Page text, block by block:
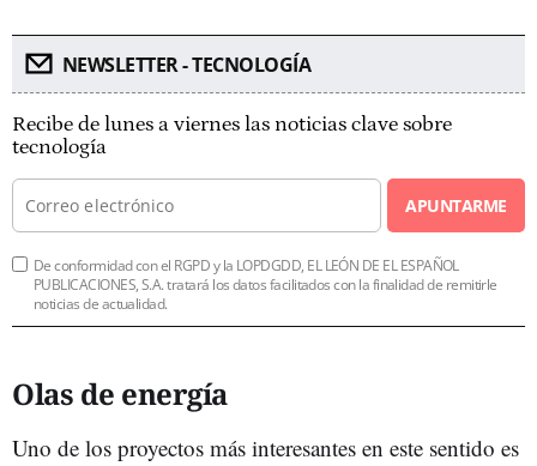
NEWSLETTER - TECNOLOGÍA
Recibe de lunes a viernes las noticias clave sobre
tecnología
APUNTARME
De conformidad con el RGPD y la LOPDGDD, EL LEÓN DE EL ESPAÑOL
PUBLICACIONES, S.A. tratará los datos facilitados con la finalidad de remitirle
noticias de actualidad.
Olas de energía
Uno de los proyectos más interesantes en este sentido es